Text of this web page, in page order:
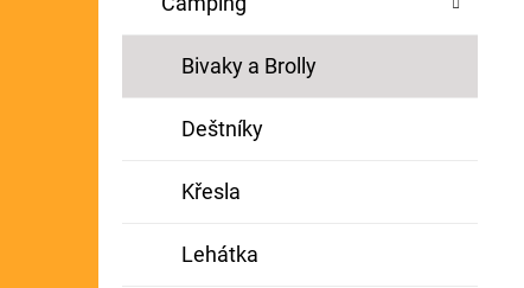
Bivaky a Brolly
Deštníky
Křesla
Lehátka